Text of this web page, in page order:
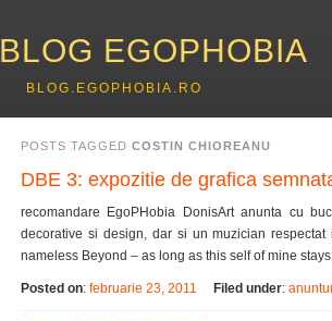
BLOG EGOPHOBIA
BLOG.EGOPHOBIA.RO
POSTS TAGGED COSTIN CHIOREANU
DBE 3: expozitie de grafica
recomandare EgoPHobia DonisArt anunta cu
decorative si design, dar si un muzician
nameless Beyond – as long as this self of mine
Posted on: februarie 23, 2011 Filed under: